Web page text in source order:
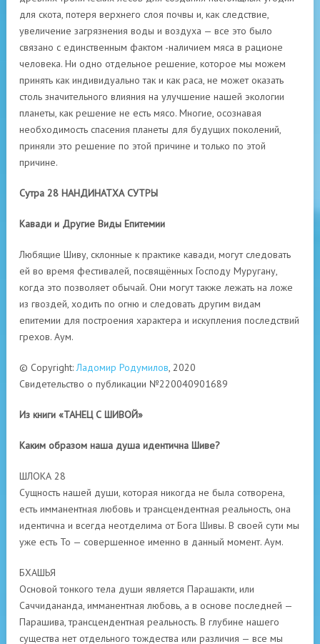
для скота, потеря верхнего слоя почвы и, как следствие,
увеличение загрязнения воды и воздуха — все это было
связано с единственным фактом -наличием мяса в рационе
человека. Ни одно отдельное решение, которое мы можем
принять как индивидуально так и как раса, не может оказать
столь значительного влияния на улучшение нашей экологии
планеты, как решение не есть мясо. Многие, осознавая
необходимость спасения планеты для будущих поколений,
приняли это решение по этой причине и только по этой
причине.
Сутра 28 НАНДИНАТХА СУТРЫ
Кавади и Другие Виды Епитемии
Любящие Шиву, склонные к практике кавади, могут следовать
ей во время фестивалей, посвящённых Господу Муругану,
когда это позволяет обычай. Они могут также лежать на ложе
из гвоздей, ходить по огню и следовать другим видам
епитемии для построения характера и искупления последствий
грехов. Аум.
© Copyright: Ладомир Родумилов , 2020
Свидетельство о публикации №220040901689
Из книги «ТАНЕЦ С ШИВОЙ»
Каким образом наша душа идентична Шиве?
ШЛОКА 28
Сущность нашей души, которая никогда не была сотворена,
есть имманентная любовь и трансцендентная реальность, она
идентична и всегда неотделима от Бога Шивы. В своей сути мы
уже есть То — совершенное именно в данный момент. Аум.
БХАШЬЯ
Основой тонкого тела души является Парашакти, или
Саччидананда, имманентная любовь, а в основе последней —
Парашива, трансцендентная реальность. В глубине нашего
существа нет отдельного тождества или различия — все мы